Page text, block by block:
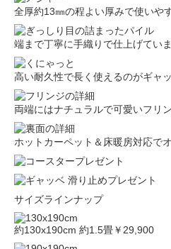
全厚約13㎜の程よい厚みで使いや
端まで丁寧に手織りで仕上げていま
高い耐久性で長く使えるのがギャ
両端にはナチュラルで可愛いフリ
ホットカーペット＆床暖房対応で
サイズラインナップ
約130x190cm 約1.5畳￥29,900